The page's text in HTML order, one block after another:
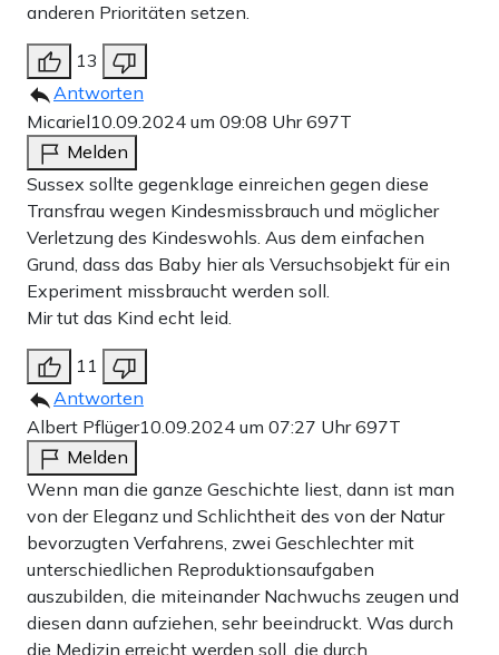
anderen Prioritäten setzen.
13
Antworten
Micariel10.09.2024 um 09:08 Uhr697T
Melden
Sussex sollte gegenklage einreichen gegen diese
Transfrau wegen Kindesmissbrauch und möglicher
Verletzung des Kindeswohls. Aus dem einfachen
Grund, dass das Baby hier als Versuchsobjekt für ein
Experiment missbraucht werden soll.
Mir tut das Kind echt leid.
11
Antworten
Albert Pflüger10.09.2024 um 07:27 Uhr697T
Melden
Wenn man die ganze Geschichte liest, dann ist man
von der Eleganz und Schlichtheit des von der Natur
bevorzugten Verfahrens, zwei Geschlechter mit
unterschiedlichen Reproduktionsaufgaben
auszubilden, die miteinander Nachwuchs zeugen und
diesen dann aufziehen, sehr beeindruckt. Was durch
die Medizin erreicht werden soll, die durch